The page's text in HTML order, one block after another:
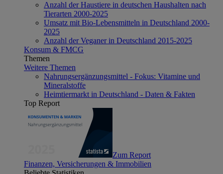
Anzahl der Haustiere in deutschen Haushalten nach
Tierarten 2000-2025
Umsatz mit Bio-Lebensmitteln in Deutschland 2000-
2025
Anzahl der Veganer in Deutschland 2015-2025
Konsum & FMCG
Themen
Weitere Themen
Nahrungsergänzungsmittel - Fokus: Vitamine und
Mineralstoffe
Heimtiermarkt in Deutschland - Daten & Fakten
Top Report
Zum Report
Finanzen, Versicherungen & Immobilien